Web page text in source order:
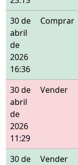
30 de
abril
de
2026
16:36
Comprar
30 de
abril
de
2026
11:29
Vender
30 de
Vender